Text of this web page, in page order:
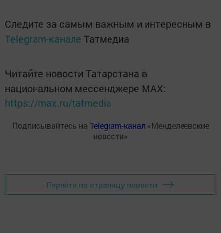
Следите за самым важным и интересным в
Telegram-канале Татмедиа
Читайте новости Татарстана в
национальном мессенджере MАХ:
https://max.ru/tatmedia
Подписывайтесь на Telegram-канал «Менделеевские
новости»
Перейти на страницу новости